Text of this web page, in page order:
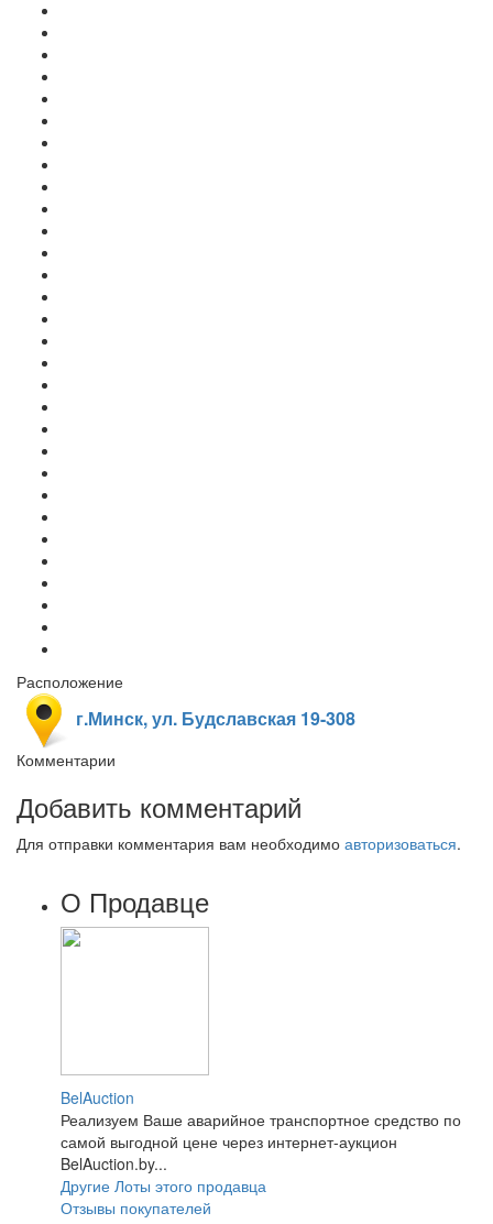
Расположение
г.Минск, ул. Будславская 19-308
Комментарии
Добавить комментарий
Для отправки комментария вам необходимо авторизоваться.
О Продавце
BelAuction
Реализуем Ваше аварийное транспортное средство по
самой выгодной цене через интернет-аукцион
BelAuction.by...
Другие Лоты этого продавца
Отзывы покупателей